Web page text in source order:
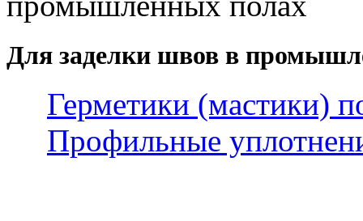
Для заделки швов в
Герметики (мастики)
Профильные